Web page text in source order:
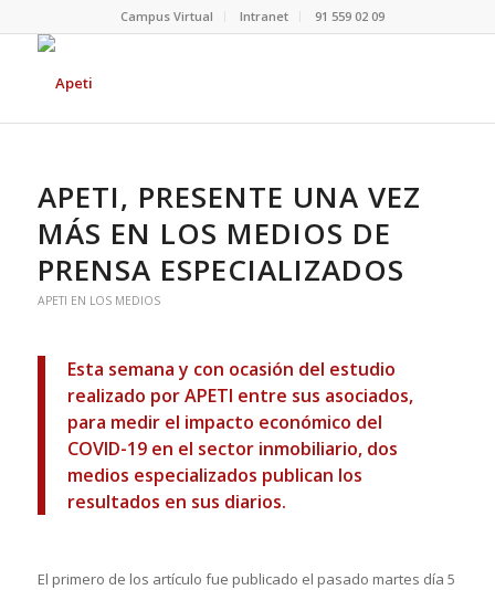
Campus Virtual Intranet 91 559 02 09
APETI, PRESENTE UNA VEZ
MÁS EN LOS MEDIOS DE
PRENSA ESPECIALIZADOS
APETI EN LOS MEDIOS
Esta semana y con ocasión del estudio
realizado por APETI entre sus asociados,
para medir el impacto económico del
COVID-19 en el sector inmobiliario, dos
medios especializados publican los
resultados en sus diarios.
El primero de los artículo fue publicado el pasado martes día 5